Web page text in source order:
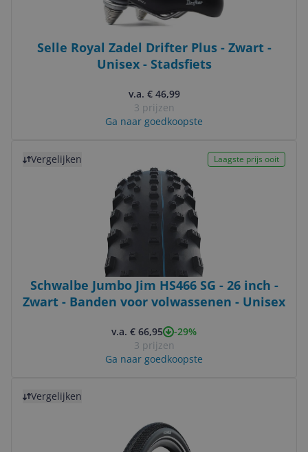
Selle Royal Zadel Drifter Plus - Zwart -
Unisex - Stadsfiets
v.a. € 46,99
3 prijzen
Ga naar goedkoopste
Vergelijken Laagste prijs ooit
Schwalbe Jumbo Jim HS466 SG - 26 inch -
Zwart - Banden voor volwassenen - Unisex
v.a. € 66,95
-29%
3 prijzen
Ga naar goedkoopste
Vergelijken